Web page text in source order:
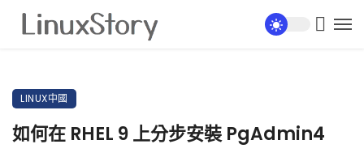
LINUX中國
如何在 RHEL 9 上分步安裝 PgAdmin4